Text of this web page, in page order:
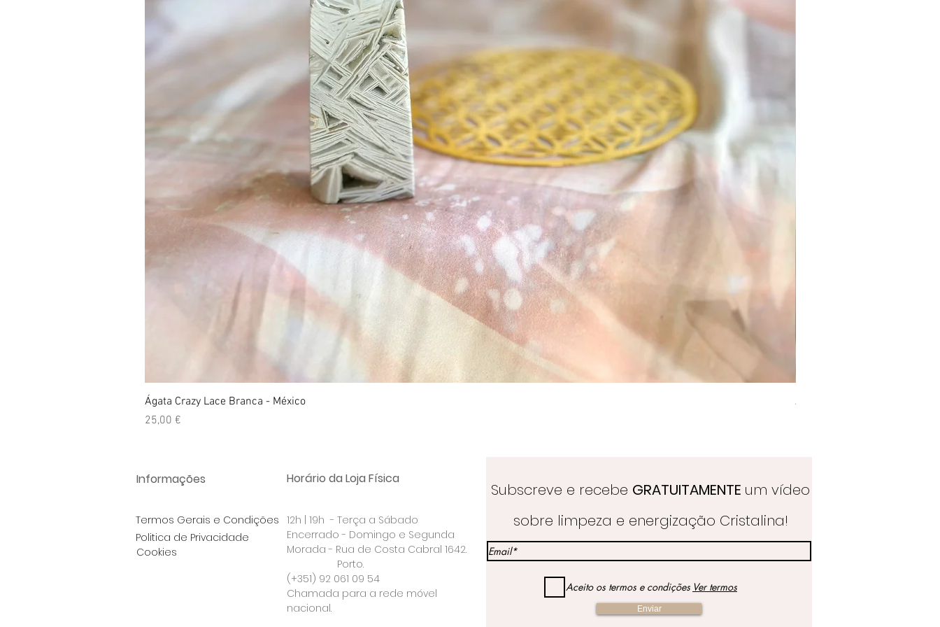
Ágata Crazy Lace Branca - México
Preço
25,00 €
Anel Golden Citrine
Informações
Termos Gerais e Condições
Politica de Privacidade
Cookies
Horário da Loja Física
12h | 19h - Terça a Sábado
Encerrado - Domingo e Segunda
Morada - Rua de Costa Cabral 1642.
Porto.
(+351) 92 061 09 54
Chamada para a rede móvel
nacional.
Subscreve e recebe GRATUITAMENTE um vídeo
sobre limpeza e energização Cristalina!
Aceito os termos e condições Ver termos
Enviar